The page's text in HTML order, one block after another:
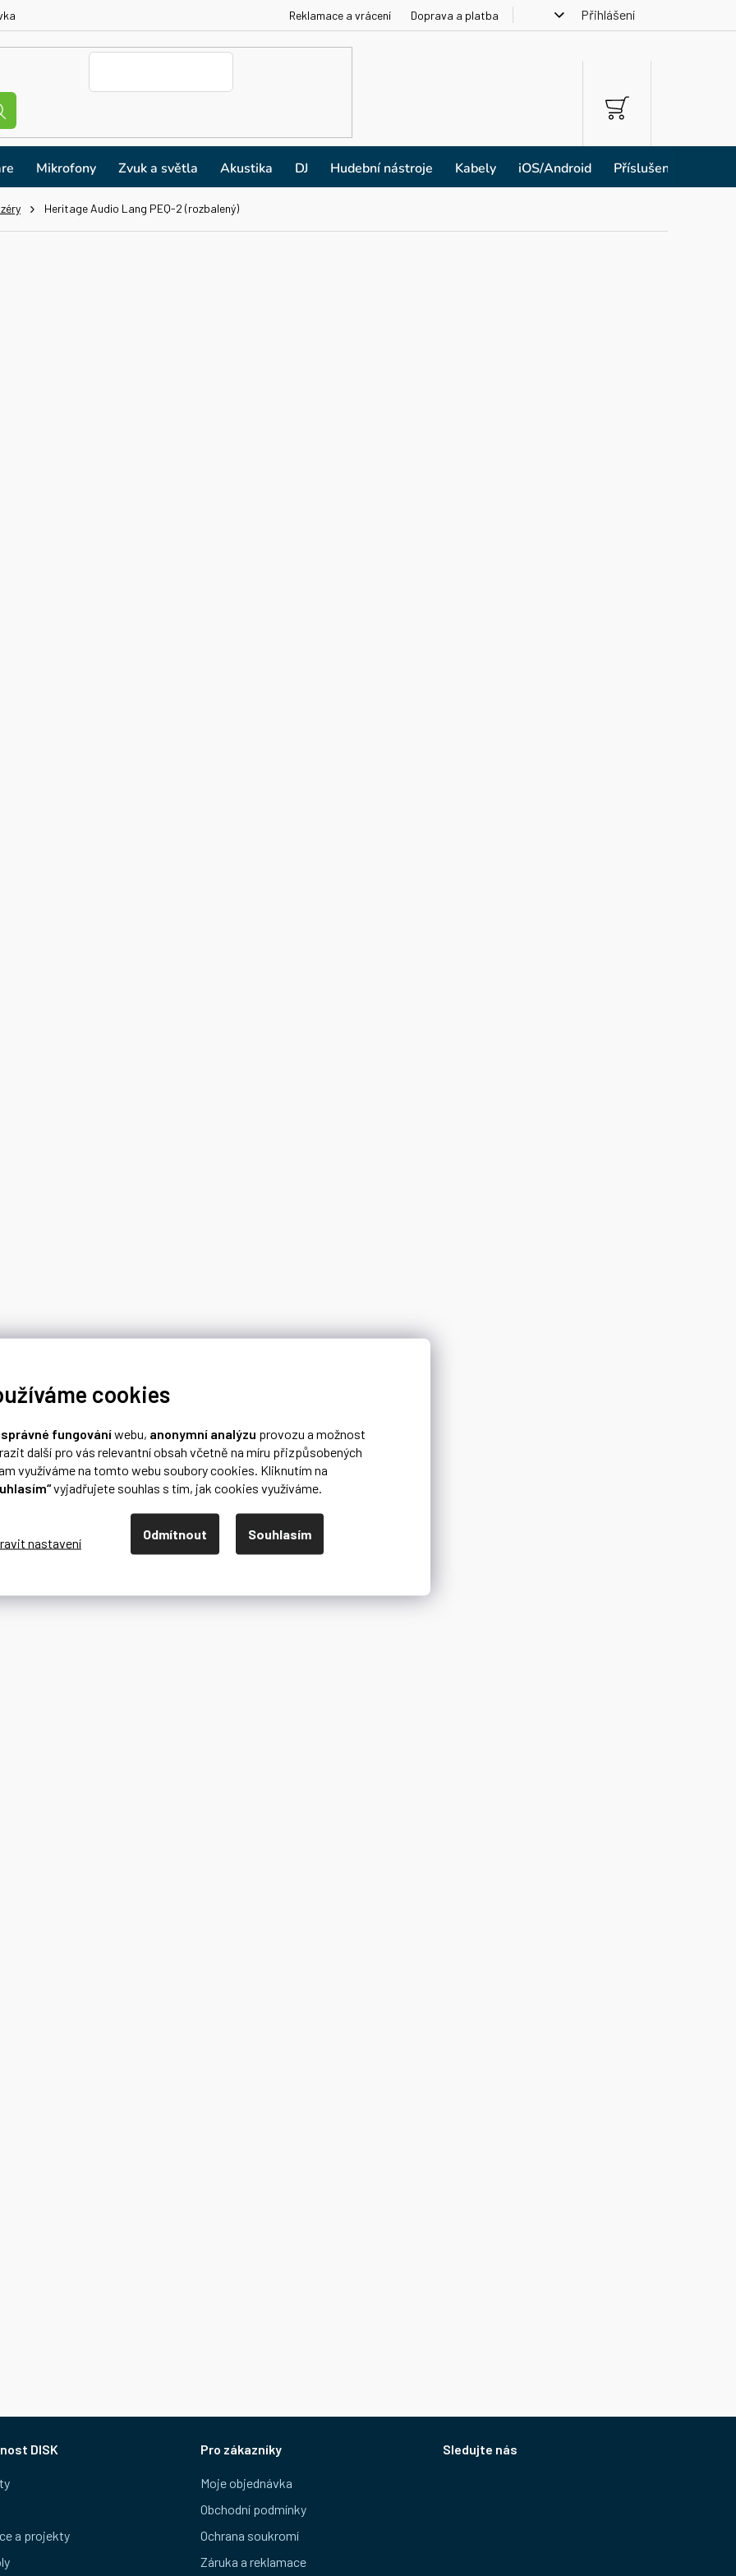
cookies
správné fungováníwebu, anonymní analýzu provozu a možnost
další pro vás relevantní obsah včetně na míru přizpůsobených
využíváme na tomto webu soubory cookies. Kliknutím na
vyjadřujete souhlas s tím, jak cookies využíváme.
Odmítnout Souhlasím
Reklamace a vrácení Doprava a platba Přihlášení
NÁKUPNÍ
KOŠÍK
Mikrofony Zvuk a světla Akustika DJ Hudební nástroje Kabely iOS/Android Příslušenství
Heritage Audio Lang PEQ-2 (rozbalený)
DISK
a projekty
Pro zákazníky
Moje objednávka
Obchodní podmínky
Ochrana soukromí
Záruka a reklamace
Sledujte nás